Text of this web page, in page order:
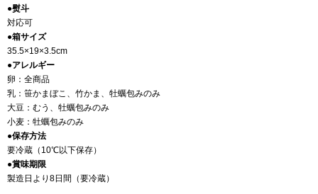
●熨斗
対応可
●箱サイズ
35.5×19×3.5cm
●アレルギー
卵：全商品
乳：笹かまぼこ、竹かま、牡蠣包みのみ
大豆：むう、牡蠣包みのみ
小麦：牡蠣包みのみ
●保存方法
要冷蔵（10℃以下保存）
●賞味期限
製造日より8日間（要冷蔵）